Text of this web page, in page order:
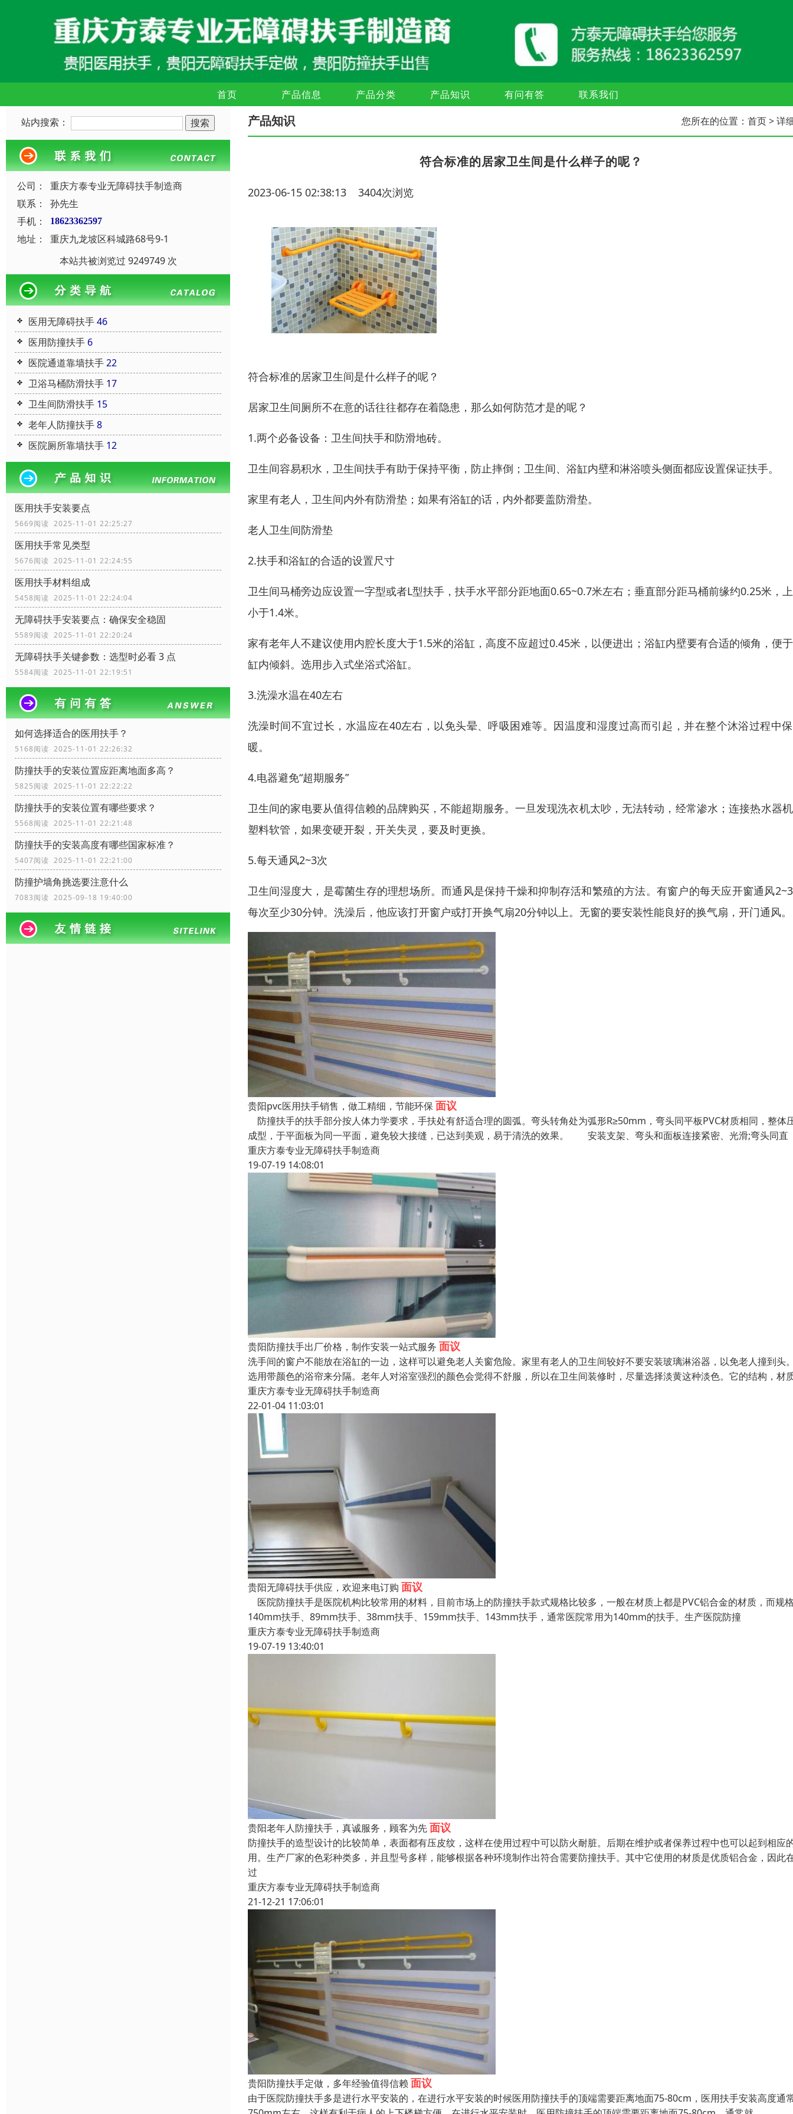
首页 产品信息 产品分类 产品知识 有问有答 联系我们
站内搜索：
公司：
重庆方泰专业无障碍扶手制造商
联系：
孙先生
手机：
18623362597
地址：
重庆九龙坡区科城路68号9-1
本站共被浏览过 9249749 次
医用无障碍扶手46
医用防撞扶手 6
医院通道靠墙扶手22
卫浴马桶防滑扶手 17
卫生间防滑扶手 15
老年人防撞扶手8
医院厕所靠墙扶手 12
医用扶手安装要点
5669阅读 2025-11-01 22:25:27
医用扶手常见类型
5676阅读 2025-11-01 22:24:55
医用扶手材料组成
5458阅读 2025-11-01 22:24:04
无障碍扶手安装要点：确保安全稳固
5589阅读 2025-11-01 22:20:24
无障碍扶手关键参数：选型时必看 3 点
5584阅读 2025-11-01 22:19:51
如何选择适合的医用扶手？
5168阅读 2025-11-01 22:26:32
防撞扶手的安装位置应距离地面多高？
5825阅读 2025-11-01 22:22:22
防撞扶手的安装位置有哪些要求？
5568阅读 2025-11-01 22:21:48
防撞扶手的安装高度有哪些国家标准？
5407阅读 2025-11-01 22:21:00
防撞护墙角挑选要注意什么
7083阅读 2025-09-18 19:40:00
产品知识 您所在的位置： 首页> 详
符合标准的居家卫生间是什么样子的呢？
2023-06-15 02:38:13 3404次浏览
符合标准的居家卫生间是什么样子的呢？
居家卫生间厕所不在意的话往往都存在着隐患，那么如何防范才是的呢？
1.两个必备设备：卫生间扶手和防滑地砖。
卫生间容易积水，卫生间扶手有助于保持平衡，防止摔倒；卫生间、浴缸内壁和淋浴喷头侧面都应设置保证扶手。
家里有老人，卫生间内外有防滑垫；如果有浴缸的话，内外都要盖防滑垫。
老人卫生间防滑垫
2.扶手和浴缸的合适的设置尺寸
卫生间马桶旁边应设置一字型或者L型扶手，扶手水平部分距地面0.65~0.7米左右；垂直部分距马桶前缘约0.25米，
小于1.4米。
家有老年人不建议使用内腔长度大于1.5米的浴缸，高度不应超过0.45米，以便进出；浴缸内壁要有合适的倾角，便
缸内倾斜。选用步入式坐浴式浴缸。
3.洗澡水温在40左右
洗澡时间不宜过长，水温应在40左右，以免头晕、呼吸困难等。因温度和湿度过高而引起，并在整个沐浴过程中
暖。
4.电器避免“超期服务”
卫生间的家电要从值得信赖的品牌购买，不能超期服务。一旦发现洗衣机太吵，无法转动，经常渗水；连接热水器
塑料软管，如果变硬开裂，开关失灵，要及时更换。
5.每天通风2~3次
卫生间湿度大，是霉菌生存的理想场所。而通风是保持干燥和抑制存活和繁殖的方法。有窗户的每天应开窗通风
每次至少30分钟。洗澡后，他应该打开窗户或打开换气扇20分钟以上。无窗的要安装性能良好的换气扇，开门通风。
贵阳pvc医用扶手销售，做工精细，节能环保 面议
防撞扶手的扶手部分按人体力学要求，手扶处有舒适合理的圆弧。弯头转角处为弧形R≥50mm，弯头同平板PVC材质相同，整体
成型，于平面板为同一平面，避免较大接缝，已达到美观，易于清洗的效果。 安装支架、弯头和面板连接紧密、光滑;弯头同直
重庆方泰专业无障碍扶手制造商
19-07-19 14:08:01
贵阳防撞扶手出厂价格，制作安装一站式服务 面议
洗手间的窗户不能放在浴缸的一边，这样可以避免老人关窗危险。家里有老人的卫生间较好不要安装玻璃淋浴器，以免老人撞到头
选用带颜色的浴帘来分隔。老年人对浴室强烈的颜色会觉得不舒服，所以在卫生间装修时，尽量选择淡黄这种淡色。它的结构，材
重庆方泰专业无障碍扶手制造商
22-01-04 11:03:01
贵阳无障碍扶手供应，欢迎来电订购 面议
医院防撞扶手是医院机构比较常用的材料，目前市场上的防撞扶手款式规格比较多，一般在材质上都是PVC铝合金的材质，而规
140mm扶手、89mm扶手、38mm扶手、159mm扶手、143mm扶手，通常医院常用为140mm的扶手。生产医院防撞
重庆方泰专业无障碍扶手制造商
19-07-19 13:40:01
贵阳老年人防撞扶手，真诚服务，顾客为先面议
防撞扶手的造型设计的比较简单，表面都有压皮纹，这样在使用过程中可以防火耐脏。后期在维护或者保养过程中也可以起到相应
用。生产厂家的色彩种类多，并且型号多样，能够根据各种环境制作出符合需要防撞扶手。其中它使用的材质是优质铝合金，因此
过
重庆方泰专业无障碍扶手制造商
21-12-21 17:06:01
贵阳防撞扶手定做，多年经验值得信赖 面议
由于医院防撞扶手多是进行水平安装的，在进行水平安装的时候医用防撞扶手的顶端需要距离地面75-80cm，医用扶手安装高度通